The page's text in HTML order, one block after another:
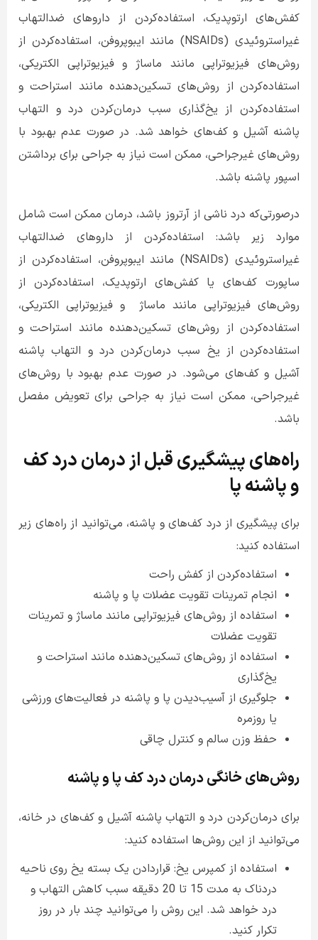
کفش‌های ارتوپدیک، استفاده‌کردن از داروهای ضدالتهاب
غیراستروئیدی (NSAIDs) مانند ایبوپروفن، استفاده‌کردن از
روش‌های فیزیوتراپی مانند ماساژ و فیزیوتراپی الکتریکی،
استفاده‌کردن از روش‌های تسکین‌دهنده مانند استراحت و
استفاده‌کردن از یخ‌گذاری سبب درمان‌کردن درد و التهاب
پاشنه آشیل و کف‌های خواهد شد. در صورت عدم بهبود با
روش‌های غیرجراحی، ممکن است نیاز به جراحی برای برداشتن
اسپور پاشنه باشد.
درصورتی‌که درد ناشی از آرتروز باشد، درمان ممکن است شامل
موارد زیر باشد: استفاده‌کردن از داروهای ضدالتهاب
غیراستروئیدی (NSAIDs) مانند ایبوپروفن، استفاده‌کردن از
ساپورت کف‌های یا کفش‌های ارتوپدیک، استفاده‌کردن از
روش‌های فیزیوتراپی مانند ماساژ
و فیزیوتراپی الکتریکی،
استفاده‌کردن از روش‌های تسکین‌دهنده مانند استراحت و
استفاده‌کردن از یخ‌ سبب درمان‌کردن درد و التهاب پاشنه
آشیل و کف‌های می‌شود. در صورت عدم بهبود با روش‌های
غیرجراحی، ممکن است نیاز به جراحی برای تعویض مفصل
باشد.
راه‌های پیشگیری قبل از درمان درد کف
و پاشنه پا
برای پیشگیری از درد کف‌های و پاشنه، می‌توانید از راه‌های زیر
استفاده کنید:
استفاده‌کردن از کفش راحت
انجام تمرینات تقویت عضلات پا و پاشنه
استفاده از روش‌های فیزیوتراپی مانند ماساژ و تمرینات
تقویت عضلات
استفاده از روش‌های تسکین‌دهنده مانند استراحت و
یخ‌گذاری
جلوگیری از آسیب‌دیدن پا و پاشنه در فعالیت‌های ورزشی
یا روزمره
حفظ وزن سالم و کنترل چاقی
روش‌های خانگیدرماندردکفپاوپاشنه
برای درمان‌کردن درد و التهاب پاشنه آشیل و کف‌های در خانه،
می‌توانید از این روش‌ها استفاده کنید:
استفاده از کمپرس یخ‌: قراردادن یک بسته یخ روی ناحیه
دردناک به مدت 15 تا 20 دقیقه سبب کاهش التهاب و
درد خواهد شد. این روش را می‌توانید چند بار در روز
تکرار کنید.